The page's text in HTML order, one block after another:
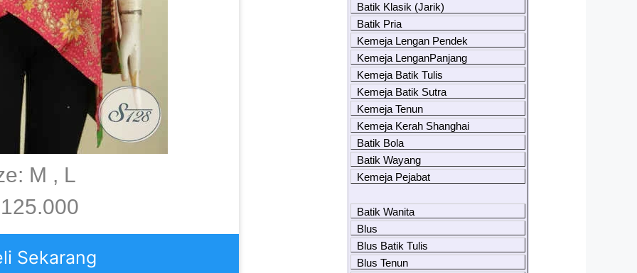
M , L
Sekarang
Batik Klasik (Jarik)
Batik Pria
Kemeja Lengan Pendek
Kemeja LenganPanjang
Kemeja Batik Tulis
Kemeja Batik Sutra
Kemeja Tenun
Kemeja Kerah Shanghai
Batik Bola
Batik Wayang
Kemeja Pejabat
Batik Wanita
Blus
Blus Batik Tulis
Blus Tenun